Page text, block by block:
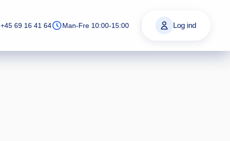
+45 69 16 41 64 Man-Fre 10:00-15:00 Log ind